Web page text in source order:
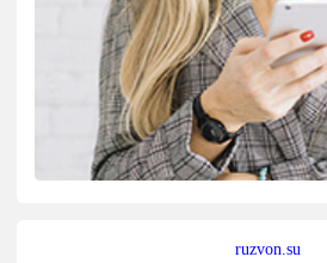
ruzvon.su